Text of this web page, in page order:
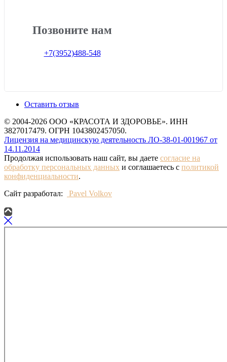
Позвоните нам
+7(3952)488-548
Оставить отзыв
© 2004-2026 ООО «КРАСОТА И ЗДОРОВЬЕ». ИНН
3827017479. ОГРН 1043802457050.
Лицензия на медицинскую деятельность ЛО-38-01-001967 от
14.11.2014
Продолжая использовать наш сайт, вы даете согласие на
обработку персональных данных и соглашаетесь с политикой
конфиденциальности.
Сайт разработал:
Pavel Volkov